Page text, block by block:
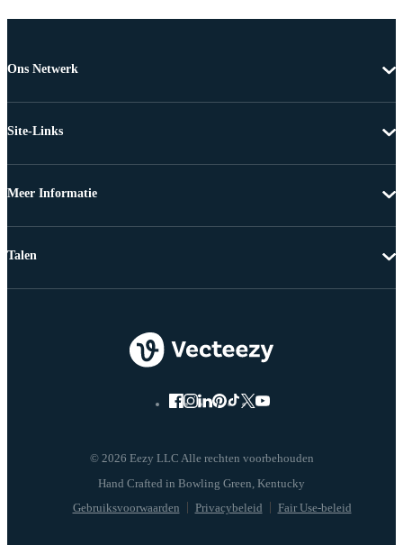
Ons Netwerk
Site-Links
Meer Informatie
© 2026 Eezy LLC Alle rechten voorbehouden
Gebruiksvoorwaarden Privacybeleid Fair Use-beleid
Talen